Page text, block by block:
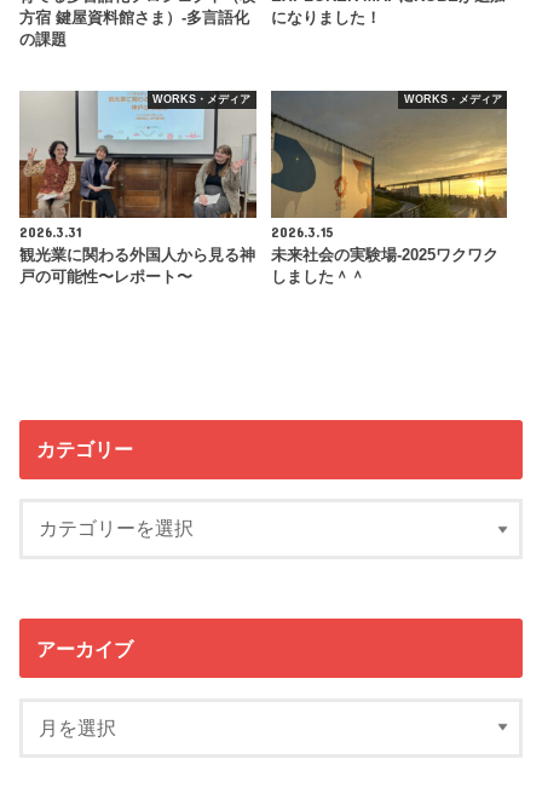
方宿 鍵屋資料館さま）-多言語化
の課題
になりました！
WORKS・メディア
2026.3.31
観光業に関わる外国人から見る神
戸の可能性〜レポート〜
WORKS・メディア
2026.3.15
未来社会の実験場-2025ワクワク
しました＾＾
カテゴリー
アーカイブ